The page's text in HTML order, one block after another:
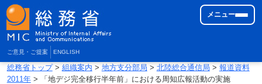
ご意見・ご提案 ENGLISH
メニュー
総務省トップ> 組織案内 > 地方支分部局 > 北陸総合通信局 > 報道資料
2011年> 「地デジ完全移行半年前」における周知広報活動の実施